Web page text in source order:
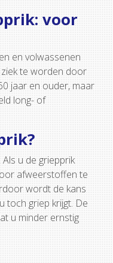
voor
en volwassenen
te worden door
jaar en ouder, maar
long- of
u de griepprik
afweerstoffen te
wordt de kans
toch griep krijgt. De
u minder ernstig